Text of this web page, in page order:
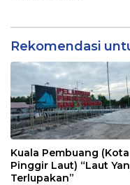
Rekomendasi
Kuala Pembuang (Kota
Pinggir Laut) “Laut
Terlupakan”